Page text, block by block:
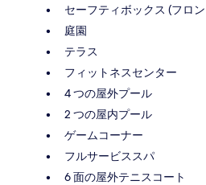
セーフティボックス (フロ
庭園
テラス
フィットネスセンター
4 つの屋外プール
2 つの屋内プール
ゲームコーナー
フルサービススパ
6 面の屋外テニスコート